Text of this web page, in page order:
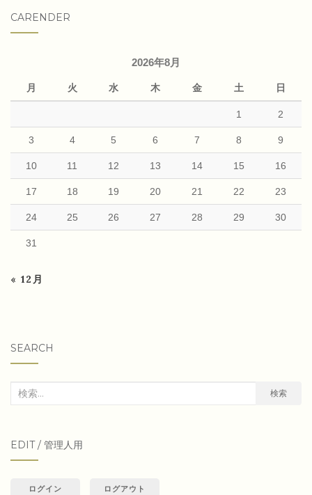
CARENDER
2026年8月
月 火 水 木 金 土 日
1 2
3 4 5 6 7 8 9
10 11 12 13 14 15 16
17 18 19 20 21 22 23
24 25 26 27 28 29 30
31
« 12月
SEARCH
検
象:
検索
EDIT / 管理人用
ログイン ログアウト